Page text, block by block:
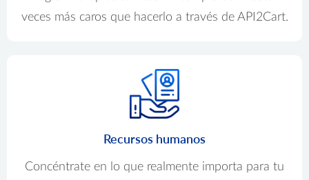
veces más caros que hacerlo a través de API2Cart.
Recursos humanos
Concéntrate en lo que realmente importa para tu